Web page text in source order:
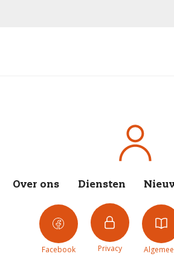
Over ons Diensten
Facebook Privacy